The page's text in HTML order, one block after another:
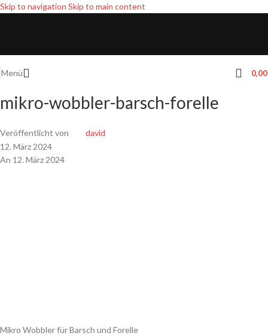
Skip to navigation Skip to main content
Menü
mikro-wobbler-barsch-forelle
Veröffentlicht von
david
12. März 2024
An 12. März 2024
Mikro Wobbler für Barsch und Forelle